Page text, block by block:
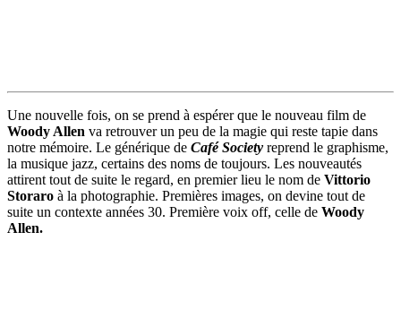
Une nouvelle fois, on se prend à espérer que le nouveau film de
Woody Allen va retrouver un peu de la magie qui reste tapie dans
notre mémoire. Le générique de Café Society reprend le graphisme,
la musique jazz, certains des noms de toujours. Les nouveautés
attirent tout de suite le regard, en premier lieu le nom de Vittorio
Storaro à la photographie. Premières images, on devine tout de
suite un contexte années 30. Première voix off, celle de Woody
Allen.